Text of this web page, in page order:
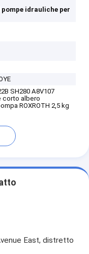
idrauliche per
SH280 A8V107
corto albero
ROXROTH 2,5 kg
East, distretto